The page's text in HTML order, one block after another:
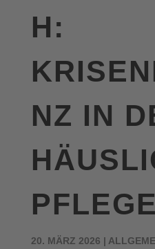
H:
NZ IN
PFLEGE
20. MÄRZ 2026 |